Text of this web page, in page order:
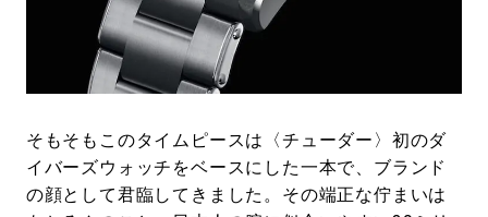
そもそもこのタイムピースは〈チューダー〉初のダ
イバーズウォッチをベースにした一本で、ブランド
の顔として君臨してきました。その端正な佇まいは